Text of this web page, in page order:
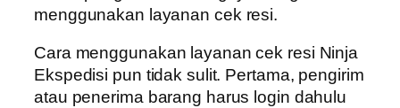
menggunakan layanan cek resi.
Cara menggunakan layanan cek resi Ninja
Ekspedisi pun tidak sulit. Pertama, pengirim
atau penerima barang harus login dahulu